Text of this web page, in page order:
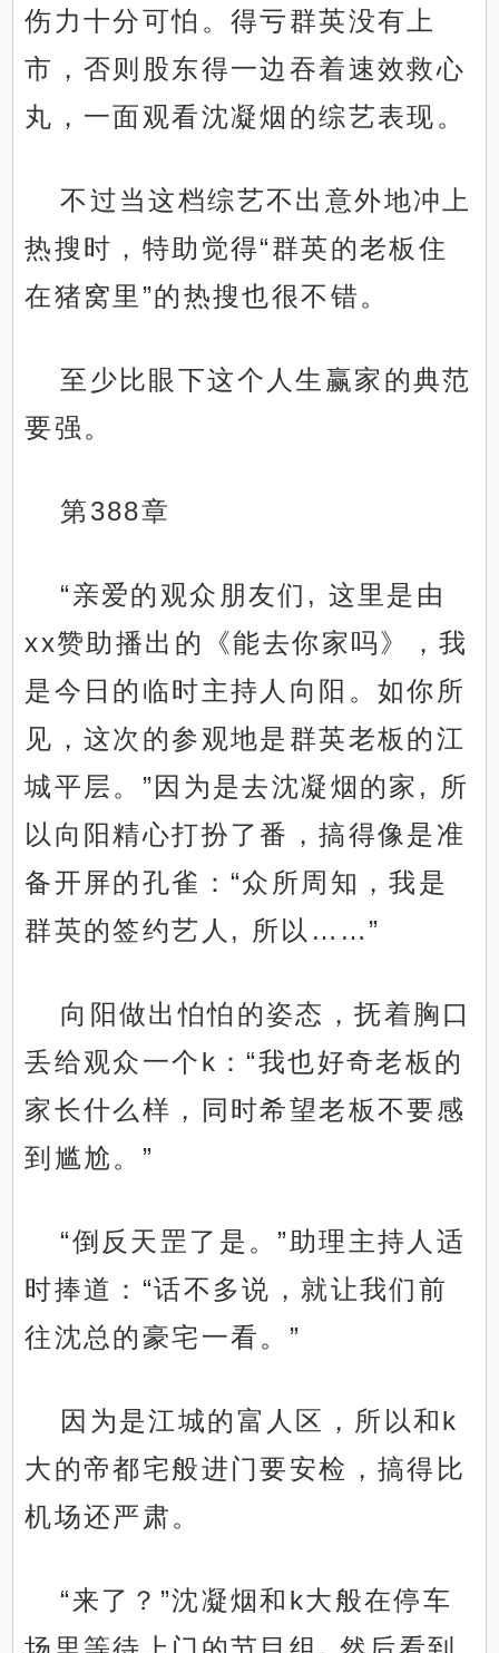
伤力十分可怕。得亏群英没有上
市，否则股东得一边吞着速效救心
丸，一面观看沈凝烟的综艺表现。
不过当这档综艺不出意外地冲上
热搜时，特助觉得“群英的老板住
在猪窝里”的热搜也很不错。
至少比眼下这个人生赢家的典范
要强。
第388章
“亲爱的观众朋友们, 这里是由
xx赞助播出的《能去你家吗》，我
是今日的临时主持人向阳。如你所
见，这次的参观地是群英老板的江
城平层。”因为是去沈凝烟的家, 所
以向阳精心打扮了番，搞得像是准
备开屏的孔雀：“众所周知，我是
群英的签约艺人, 所以……”
向阳做出怕怕的姿态，抚着胸口
丢给观众一个k：“我也好奇老板的
家长什么样，同时希望老板不要感
到尴尬。”
“倒反天罡了是。”助理主持人适
时捧道：“话不多说，就让我们前
往沈总的豪宅一看。”
因为是江城的富人区，所以和k
大的帝都宅般进门要安检，搞得比
机场还严肃。
“来了？”沈凝烟和k大般在停车